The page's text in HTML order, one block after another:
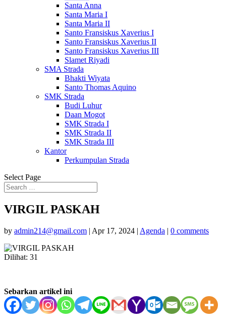
Santa Anna
Santa Maria I
Santa Maria II
Santo Fransiskus Xaverius I
Santo Fransiskus Xaverius II
Santo Fransiskus Xaverius III
Slamet Riyadi
SMA Strada
Bhakti Wiyata
Santo Thomas Aquino
SMK Strada
Budi Luhur
Daan Mogot
SMK Strada I
SMK Strada II
SMK Strada III
Kantor
Perkumpulan Strada
Select Page
VIRGIL PASKAH
by admin214@gmail.com | Apr 17, 2024 | Agenda | 0 comments
Dilihat: 31
Sebarkan artikel ini